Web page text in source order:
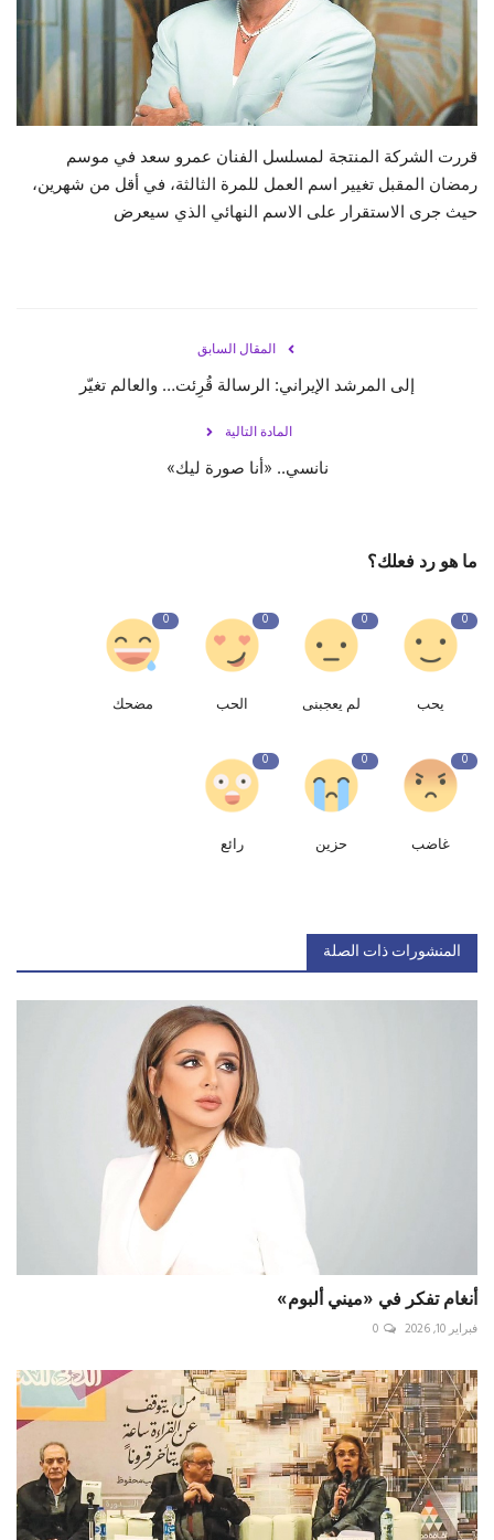
حياة
قررت الشركة المنتجة لمسلسل الفنان عمرو سعد في موسم
رمضان المقبل تغيير اسم العمل للمرة الثالثة، في أقل من شهرين،
حيث جرى الاستقرار على الاسم النهائي الذي سيعرض
المقال السابق
إلى المرشد الإيراني: الرسالة قُرِئت… والعالم تغيّر
المادة التالية
نانسي.. «أنا صورة ليك»
ما هو رد فعلك؟
0
يحب
0
لم يعجبنى
0
الحب
0
مضحك
0
غاضب
0
حزين
0
رائع
المنشورات ذات الصلة
أنغام تفكر في «ميني ألبوم»
فبراير 10, 2026 0